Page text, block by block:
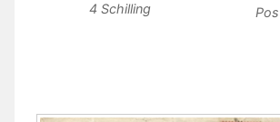
4 Schilling